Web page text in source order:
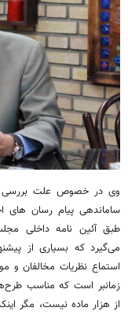
وی در خصوص علت بررسی
طبق آئین نامه داخلی
می‌گیرد که بسیاری از
استماع نظریات مخالفان و
زمانبر است که مناسب
از هزار ماده نیست، مگر